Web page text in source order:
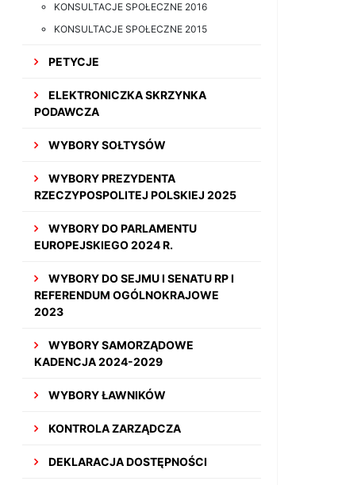
KONSULTACJE SPOŁECZNE 2016
KONSULTACJE SPOŁECZNE 2015
PETYCJE
ELEKTRONICZKA SKRZYNKA
PODAWCZA
WYBORY SOŁTYSÓW
WYBORY PREZYDENTA
RZECZYPOSPOLITEJ POLSKIEJ 2025
WYBORY DO PARLAMENTU
EUROPEJSKIEGO 2024 R.
WYBORY DO SEJMU I SENATU RP I
REFERENDUM OGÓLNOKRAJOWE
2023
WYBORY SAMORZĄDOWE
KADENCJA 2024-2029
WYBORY ŁAWNIKÓW
KONTROLA ZARZĄDCZA
DEKLARACJA DOSTĘPNOŚCI